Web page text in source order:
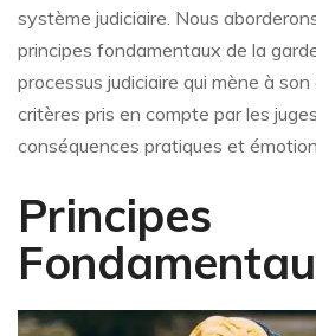
système judiciaire. Nous
principes fondamentaux de la
processus judiciaire qui mène à
critères pris en compte par les
conséquences pratiques et
Principes